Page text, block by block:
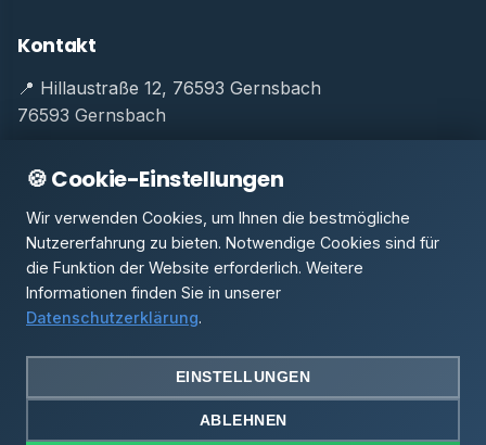
Kontakt
📍 Hillaustraße 12, 76593 Gernsbach
76593 Gernsbach
💬WhatsApp: 0174 2422262
✉️info@syz-gmbh.de
DatenschutzAGB🍪 Cookie-Einstellungen
🍪 Cookie-Einstellungen
Wir verwenden Cookies, um Ihnen die bestmögliche
Nutzererfahrung zu bieten. Notwendige Cookies sind für
die Funktion der Website erforderlich. Weitere
Informationen finden Sie in unserer
Datenschutzerklärung.
EINSTELLUNGEN
ABLEHNEN